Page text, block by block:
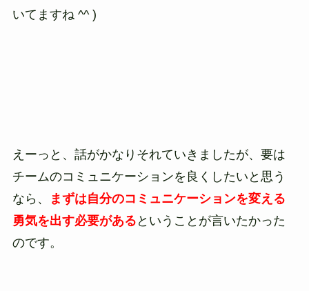
いてますね ^^ )
えーっと、話がかなりそれていきましたが、要は
チームのコミュニケーションを良くしたいと思う
なら、
まずは自分のコミュニケーションを変える
勇気を出す必要がある ということが言いたかった
のです。